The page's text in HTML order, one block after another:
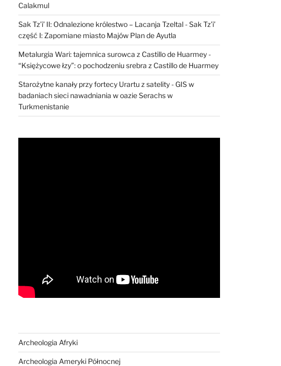
Calakmul
Sak Tz’i’ II: Odnalezione królestwo – Lacanja Tzeltal-Sak Tz’i’
część I: Zapomiane miasto Majów Plan de Ayutla
Metalurgia Wari: tajemnica surowca z Castillo de Huarmey-
“Księżycowe łzy”: o pochodzeniu srebra z Castillo de Huarmey
Starożytne kanały przy fortecy Urartu z satelity- GIS w
badaniach sieci nawadniania w oazie Serachs w
Turkmenistanie
Archeologia Afryki
Archeologia Ameryki Północnej